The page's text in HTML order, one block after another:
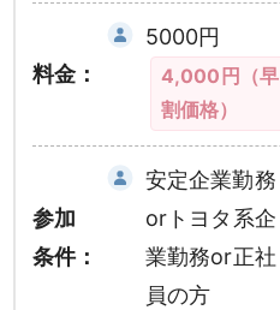
料金：
5000円
4,000円（早
割価格）
参加
条件：
安定企業勤務
orトヨタ系企
業勤務or正社
員の方